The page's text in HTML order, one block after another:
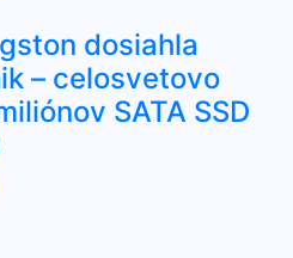
dosiahla
– celosvetovo
SATA SSD